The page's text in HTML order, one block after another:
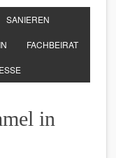
SANIEREN
FACHBEIRAT
in